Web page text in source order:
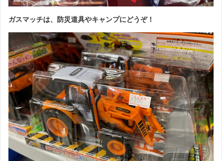
ガスマッチは、防災道具やキャンプにどうぞ！